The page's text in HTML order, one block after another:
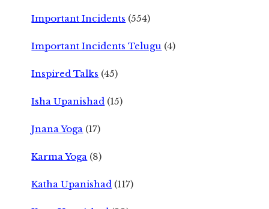
Important Incidents (554)
Important Incidents Telugu (4)
Inspired Talks (45)
Isha Upanishad (15)
Jnana Yoga (17)
Karma Yoga (8)
Katha Upanishad (117)